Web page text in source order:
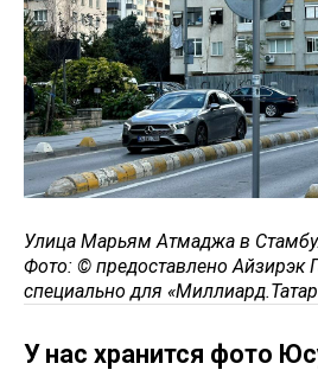
Улица Марьям Атмаджа в
Фото: © предоставлено Айзирэк
специально для
У нас хранится фото